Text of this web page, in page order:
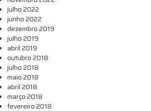
julho 2022
junho 2022
dezembro 2019
julho 2019
abril 2019
outubro 2018
julho 2018
maio 2018
abril 2018
março 2018
fevereiro 2018